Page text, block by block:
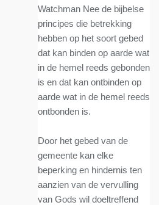
Watchman Nee de bijbelse
principes die betrekking
hebben op het soort gebed
dat kan binden op aarde wat
in de hemel reeds gebonden
is en dat kan ontbinden op
aarde wat in de hemel reeds
ontbonden is.
Door het gebed van de
gemeente kan elke
beperking en hindernis ten
aanzien van de vervulling
van Gods wil doeltreffend